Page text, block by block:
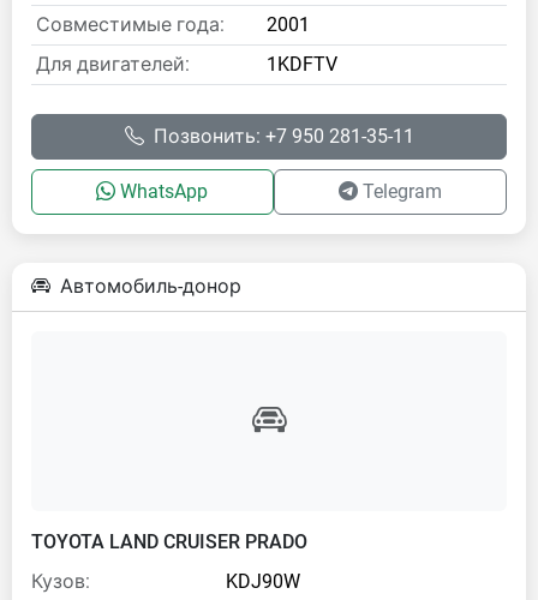
Совместимые года:
2001
Для двигателей:
1KDFTV
Позвонить: +7 950 281-35-11
WhatsApp Telegram
Автомобиль-донор
TOYOTA LAND CRUISER PRADO
Кузов:
KDJ90W